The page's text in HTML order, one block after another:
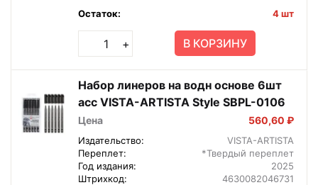
Остаток:
4 шт
+ В КОРЗИНУ
Набор линеров на водн основе 6шт
асс VISTA-ARTISTA Style SBPL-0106
Цена 560,60 ₽
Издательство:
VISTA-ARTISTA
Переплет:
*Твердый переплет
Год издания:
2025
Штрихкод:
4630082046731